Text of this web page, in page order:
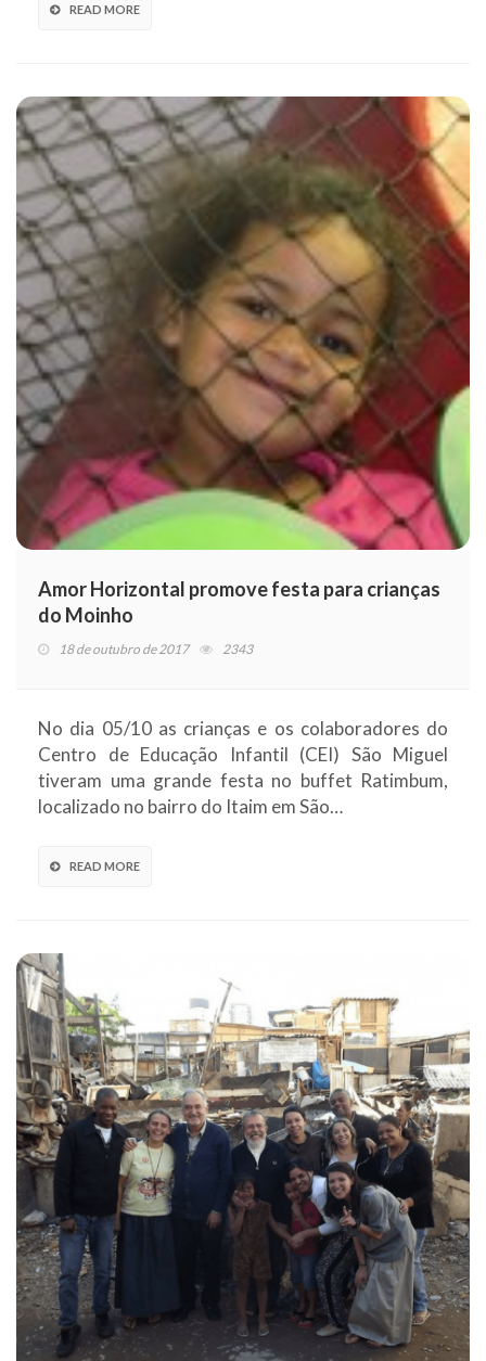
READ MORE
Amor Horizontal promove festa para crianças
do Moinho
18 de outubro de 2017 2343
No dia 05/10 as crianças e os colaboradores do
Centro de Educação Infantil (CEI) São Miguel
tiveram uma grande festa no buffet Ratimbum,
localizado no bairro do Itaim em São…
READ MORE